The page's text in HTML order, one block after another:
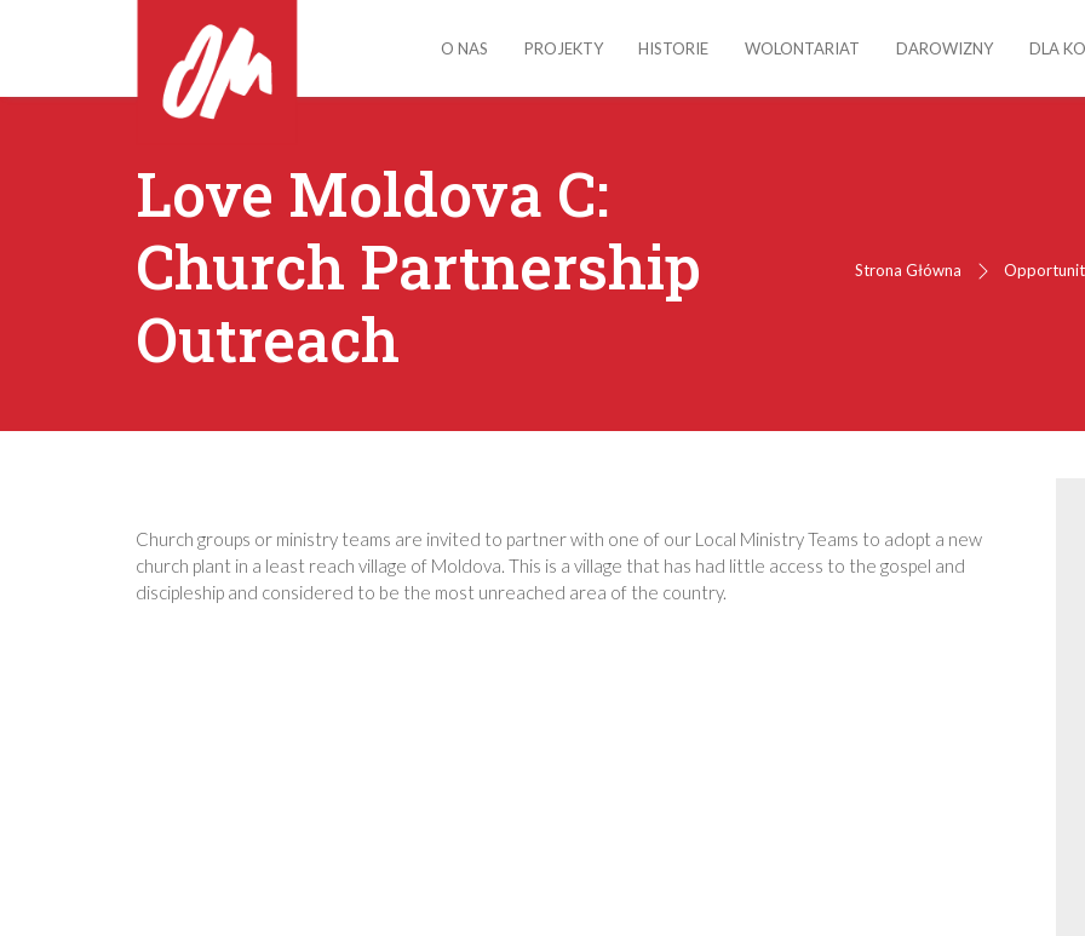
O NAS PROJEKTY HISTORIE WOLONTARIAT DAROWIZNY DLA
Love Moldova C:
Church Partnership
Outreach
Strona Główna
Church groups or ministry teams are invited to partner with one of our Local Ministry Teams to adopt a new
church plant in a least reach village of Moldova. This is a village that has had little access to the gospel and
discipleship and considered to be the most unreached area of the country.